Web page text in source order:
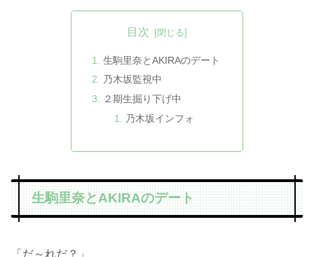
目次
生駒里奈とAKIRAのデート
乃木坂監視中
２期生掘り下げ中
乃木坂インフォ
生駒里奈とAKIRAのデート
「だ～れだ？」